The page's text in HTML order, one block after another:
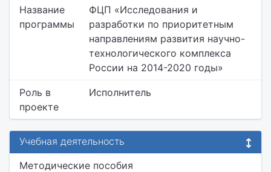
Название
программы
ФЦП «Исследования и
разработки по приоритетным
направлениям развития научно-
технологического комплекса
России на 2014-2020 годы»
Роль в
проекте
Исполнитель
Учебная деятельность
Методические пособия